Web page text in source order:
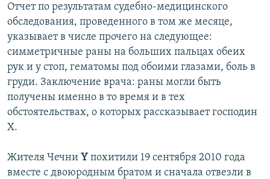
Отчет по результатам судебно-медицинского
обследования, проведенного в том же месяце,
указывает в числе прочего на следующее:
симметричные раны на больших пальцах обеих
рук и у стоп, гематомы под обоими глазами, боль в
груди. Заключение врача: раны могли быть
получены именно в то время и в тех
обстоятельствах, о которых рассказывает господин
Х.
Жителя Чечни Y похитили 19 сентября 2010 года
вместе с двоюродным братом и сначала отвезли в